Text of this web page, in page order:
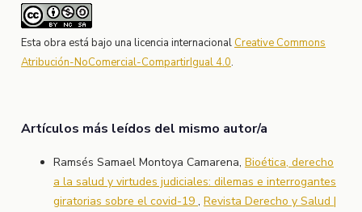
Esta obra está bajo una licencia internacional Creative Commons
Atribución-NoComercial-CompartirIgual 4.0.
Artículos más leídos del mismo autor/a
Ramsés Samael Montoya Camarena, Bioética, derecho
a la salud y virtudes judiciales: dilemas e interrogantes
giratorias sobre el covid-19 , Revista Derecho y Salud |